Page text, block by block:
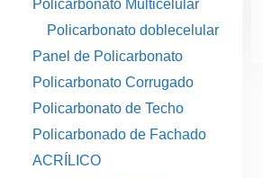
Policarbonato Multicelular
Policarbonato doblecelular
Panel de Policarbonato
Policarbonato Corrugado
Policarbonato de Techo
Policarbonado de Fachado
ACRÍLICO